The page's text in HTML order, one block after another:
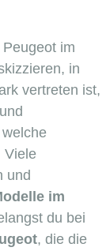
im
in
vertreten ist,
Viele
und
im
du bei
, die die